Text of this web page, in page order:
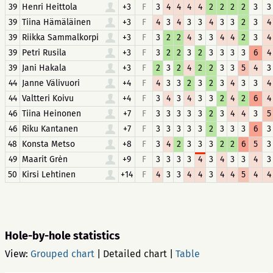
39 Henri Heittola +3 F 3 4 4 4 4 2 2 2 2 3
3
39 Tiina Hämäläinen +3 F 4 3 4 3 3 4 3 3 2 3
4
39 Riikka Sammalkorpi +3 F 3 2 2 4 3 3 4 4 2 3
4
39 Petri Rusila +3 F 3 2 2 3 2 3 3 3 3 6
4
39 Jani Hakala +3 F 2 3 2 4 2 2 3 3 5 4
3
44 Janne Välivuori +4 F 4 3 3 2 3 2 3 4 3 3
4
44 Valtteri Koivu +4 F 3 4 3 4 3 3 2 4 2 6
4
46 Tiina Heinonen +7 F 3 3 3 3 3 2 3 4 4 3
5
46 Riku Kantanen +7 F 3 3 3 3 3 2 3 3 3 6
3
48 Konsta Metso +8 F 3 4 2 3 3 3 2 2 6 5
3
49 Maarit Grėn +9 F 3 3 3 3 4 3 4 3 3 4
3
50 Kirsi Lehtinen +14 F 4 3 3 4 4 3 4 4 5 4 4
Hole-by-hole statistics
View: Grouped chart Detailed chart Table